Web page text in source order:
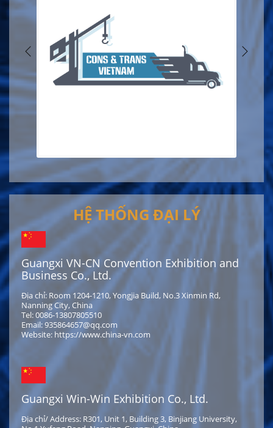
HỆ THỐNG ĐẠI LÝ
Guangxi VN-CN Convention Exhibition and
Business Co., Ltd.
Địa chỉ: Room 1204-1210, Yongjia Build, No.3 Xinmin Rd,
Nanning City, China
Tel: 0086-13807805510
Email: 935864657@qq.com
Website: https://www.china-vn.com
Guangxi Win-Win Exhibition Co., Ltd.
Địa chỉ/ Address: R301, Unit 1, Building 3, Binjiang University,